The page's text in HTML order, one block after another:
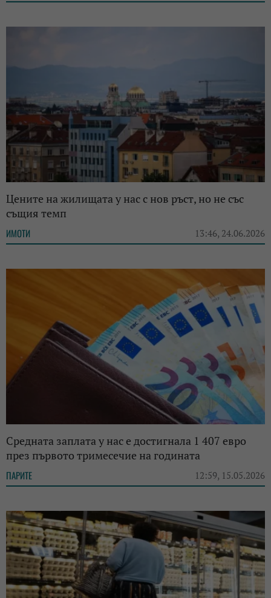
Цените на жилищата у нас с нов ръст, но не със
същия темп
ИМОТИ 13:46, 24.06.2026
Средната заплата у нас е достигнала 1 407 евро
през първото тримесечие на годината
ПАРИТЕ 12:59, 15.05.2026